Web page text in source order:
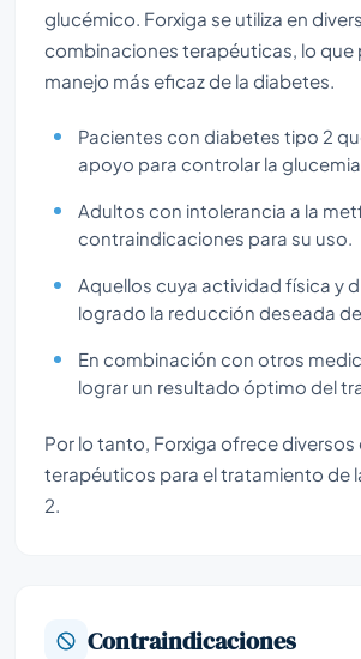
glucémico. Forxiga se utiliza en
combinaciones terapéuticas, lo que
manejo más eficaz de la diabetes.
Pacientes con diabetes tipo 2
apoyo para controlar la glucemia.
Adultos con intolerancia a la
contraindicaciones para su uso.
Aquellos cuya actividad física y
logrado la reducción deseada de
En combinación con otros
lograr un resultado óptimo del
Por lo tanto, Forxiga ofrece
terapéuticos para el tratamiento de
2.
Contraindicaciones